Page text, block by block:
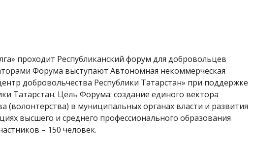
проходит Республиканский форум для добровольцев
Форума выступают Автономная некоммерческая
добровольчества Республики Татарстан» при поддержке
Татарстан. Цель Форума: создание единого вектора
(волонтерства) в муниципальных органах власти и развития
высшего и среднего профессионального образования
– 150 человек.